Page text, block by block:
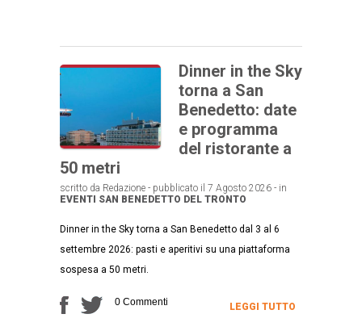
Dinner in the Sky
torna a San
Benedetto: date
e programma
del ristorante a
50 metri
scritto da Redazione - pubblicato il 7 Agosto 2026 - in
EVENTI SAN BENEDETTO DEL TRONTO
Dinner in the Sky torna a San Benedetto dal 3 al 6
settembre 2026: pasti e aperitivi su una piattaforma
sospesa a 50 metri.
0 Commenti LEGGI TUTTO